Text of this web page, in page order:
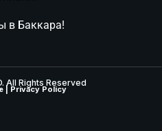
в Баккара!
All Rights Reserved
| Privacy Policy